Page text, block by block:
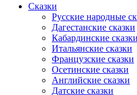
Сказки
Русские народные
Дагестанские сказки
Кабардинские сказки
Итальянские сказки
Французские сказки
Осетинские сказки
Английские сказки
Датские сказки